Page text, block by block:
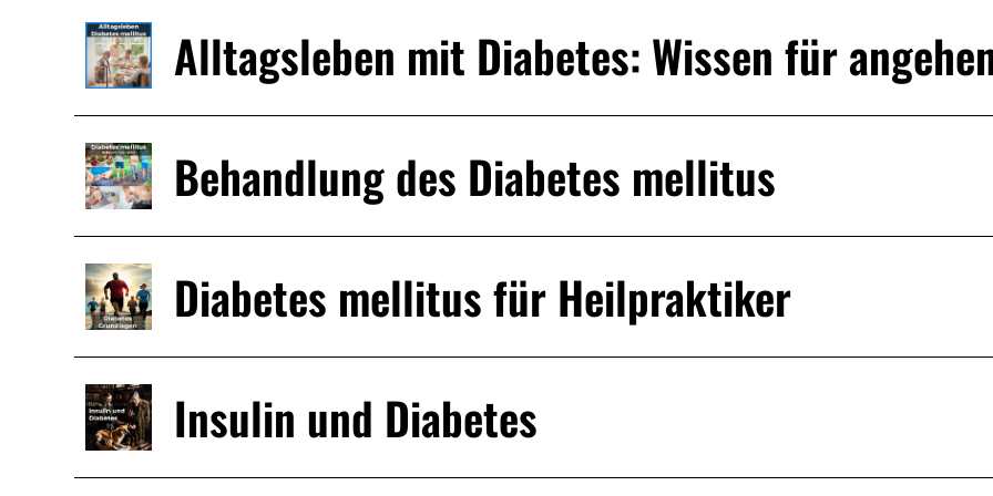
Alltagsleben mit Diabetes: Wissen für
Behandlung des Diabetes mellitus
Diabetes mellitus für Heilpraktiker
Insulin und Diabetes